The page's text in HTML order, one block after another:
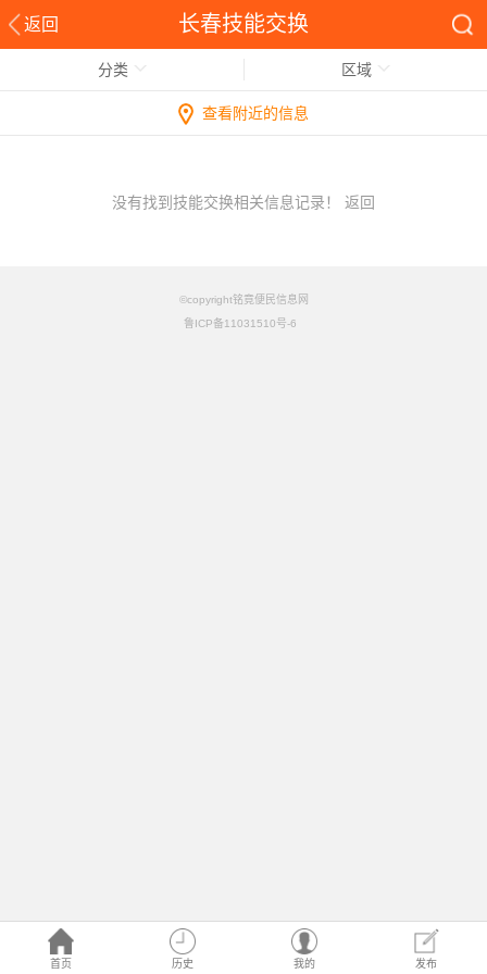
返回 长春技能交换
首页 历史 我的 发布
分类 区域
查看附近的信息
没有找到技能交换相关信息记录！ 返回
©copyright铭竟便民信息网
鲁ICP备11031510号-6